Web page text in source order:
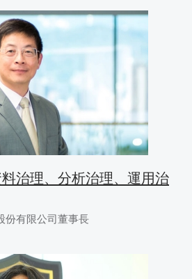
治理、分析治理、運用治
份有限公司董事長